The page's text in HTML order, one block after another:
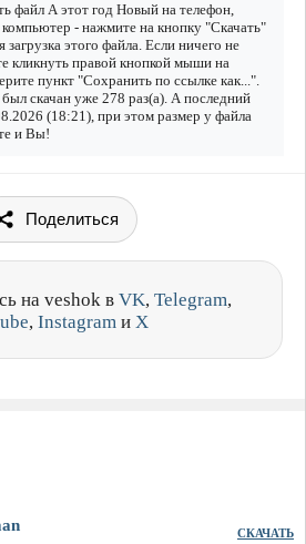
файл А этот год Новый на телефон,
- нажмите на кнопку "Скачать"
загрузка этого файла. Если ничего не
кликнуть правой кнопкой мыши на
пункт "Сохранить по ссылке как...".
скачан уже 278 раз(а). А последний
(18:21), при этом размер у файла
и Вы!
Поделиться
на veshok в VK, Telegram,
, Instagram и X
СКАЧАТЬ